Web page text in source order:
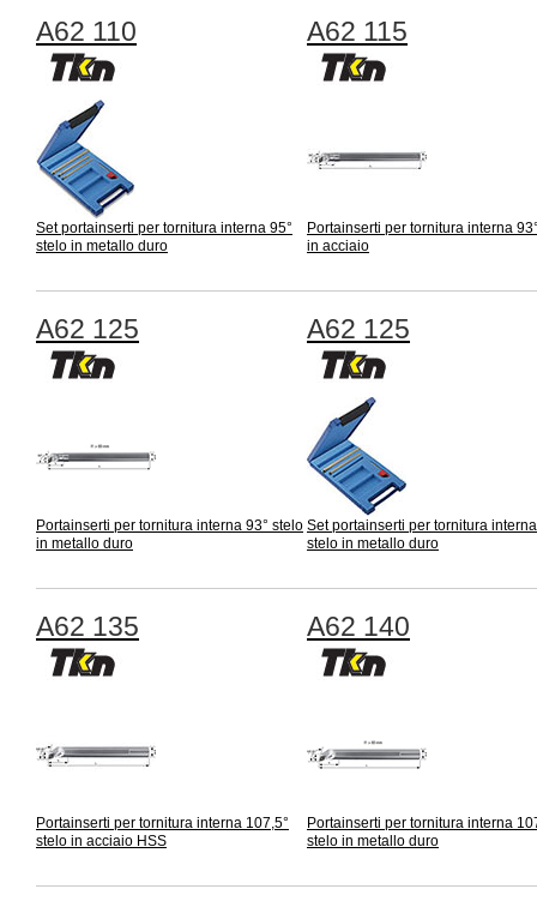
A62 110
Set portainserti per tornitura interna 95°
stelo in metallo duro
A62 115
Portainserti per tornitura interna
in acciaio
A62 125
Portainserti per tornitura interna 93° stelo
in metallo duro
A62 125
Set portainserti per tornitura
stelo in metallo duro
A62 135
Portainserti per tornitura interna 107,5°
stelo in acciaio HSS
A62 140
Portainserti per tornitura interna
stelo in metallo duro